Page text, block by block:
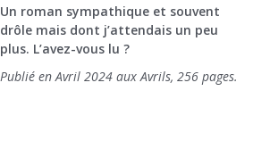
Un roman sympathique et souvent
drôle mais dont j’attendais un peu
plus. L’avez-vous lu ?
Publié en Avril 2024 aux Avrils, 256 pages.